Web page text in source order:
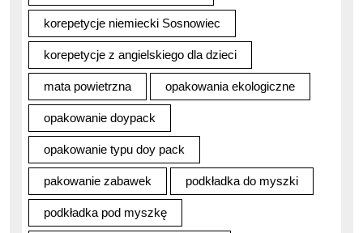
korepetycje niemiecki Sosnowiec
korepetycje z angielskiego dla dzieci
mata powietrzna opakowania ekologiczne
opakowanie doypack
opakowanie typu doy pack
pakowanie zabawek podkładka do myszki
podkładka pod myszkę